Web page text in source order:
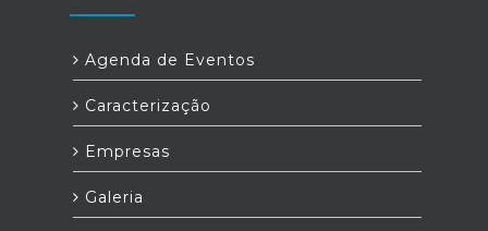
Agenda de Eventos
Caracterização
Empresas
Galeria